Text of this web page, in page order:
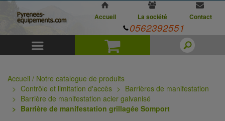
Panier
Accueil La société Contact
0562392551
Accueil / Notre catalogue de produits
Contrôle et limitation d'accès
Barrières de manifestation
Barrière de manifestation acier galvanisé
Barrière de manifestation grillagée Somport